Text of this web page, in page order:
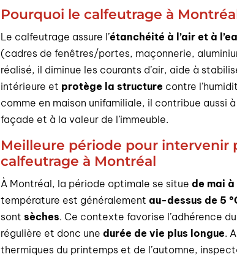
Pourquoi le calfeutrage à
Le calfeutrage assure l’étanchéité à l’air et à
(cadres de fenêtres/portes, maçonnerie,
réalisé, il diminue les courants d’air, aide à
intérieure et protège la structure contre
comme en maison unifamiliale, il contribue aussi à
façade et à la valeur de l’immeuble.
Meilleure période pour intervenir
calfeutrage à Montréal
À Montréal, la période optimale se situede mai
température est généralementau-dessus de 5
sontsèches. Ce contexte favorise l’adhérence
régulière et donc unedurée de vie plus longue.
thermiques du printemps et de l’automne,